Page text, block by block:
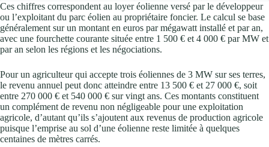
Ces chiffres correspondent au loyer éolienne versé par le développeur
ou l’exploitant du parc éolien au propriétaire foncier. Le calcul se base
généralement sur un montant en euros par mégawatt installé et par an,
avec une fourchette courante située entre 1 500 € et 4 000 € par MW et
par an selon les régions et les négociations.
Pour un agriculteur qui accepte trois éoliennes de 3 MW sur ses terres,
le revenu annuel peut donc atteindre entre 13 500 € et 27 000 €, soit
entre 270 000 € et 540 000 € sur vingt ans. Ces montants constituent
un complément de revenu non négligeable pour une exploitation
agricole, d’autant qu’ils s’ajoutent aux revenus de production agricole
puisque l’emprise au sol d’une éolienne reste limitée à quelques
centaines de mètres carrés.